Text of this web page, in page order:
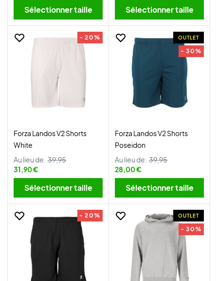
Sélectionner taille Sélectionner taille
- 20%
Forza Landos V2 Shorts
White
Au lieu de: 39,95
31,90 €
Sélectionner taille
OUTLET
- 30%
Forza Landos V2 Shorts
Poseidon
Au lieu de: 39,95
28,00 €
Sélectionner taille
- 20% OUTLET
- 30%